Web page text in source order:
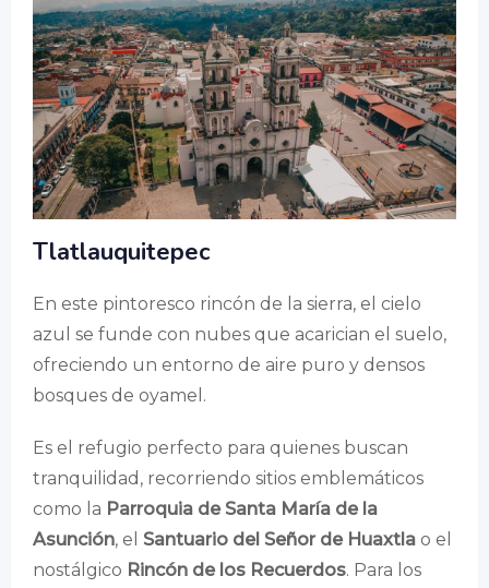
Tlatlauquitepec
En este pintoresco rincón de la sierra, el cielo
azul se funde con nubes que acarician el suelo,
ofreciendo un entorno de aire puro y densos
bosques de oyamel.
Es el refugio perfecto para quienes buscan
tranquilidad, recorriendo sitios emblemáticos
como la Parroquia de Santa María de la
Asunción, el Santuario del Señor de Huaxtla o el
nostálgico Rincón de los Recuerdos. Para los